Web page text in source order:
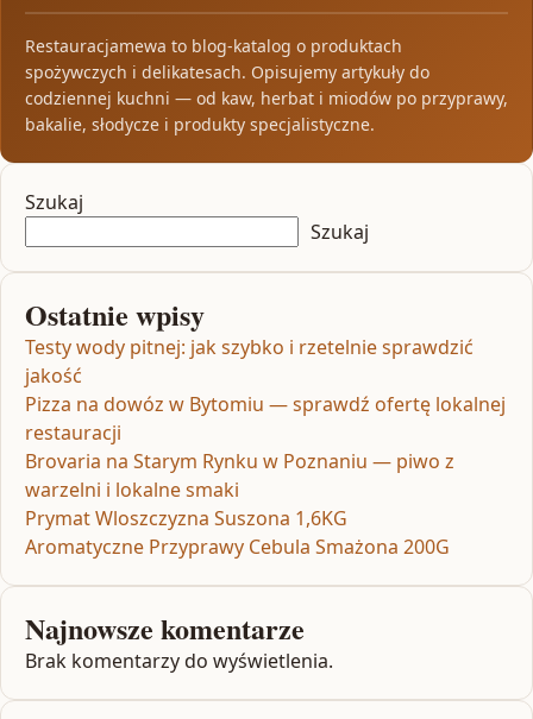
Restauracjamewa to blog-katalog o produktach
spożywczych i delikatesach. Opisujemy artykuły do
codziennej kuchni — od kaw, herbat i miodów po przyprawy,
bakalie, słodycze i produkty specjalistyczne.
Szukaj
Szukaj
Ostatnie wpisy
Testy wody pitnej: jak szybko i rzetelnie sprawdzić
jakość
Pizza na dowóz w Bytomiu — sprawdź ofertę lokalnej
restauracji
Brovaria na Starym Rynku w Poznaniu — piwo z
warzelni i lokalne smaki
Prymat Wloszczyzna Suszona 1,6KG
Aromatyczne Przyprawy Cebula Smażona 200G
Najnowsze komentarze
Brak komentarzy do wyświetlenia.